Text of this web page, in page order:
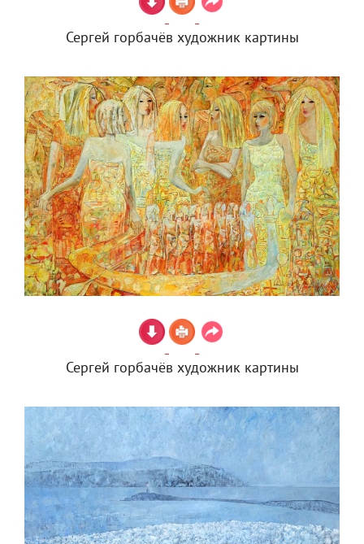
Сергей горбачёв художник картины
Сергей горбачёв художник картины